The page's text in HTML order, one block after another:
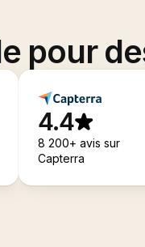
pour
4.4
8 200+ avis sur
Capterra